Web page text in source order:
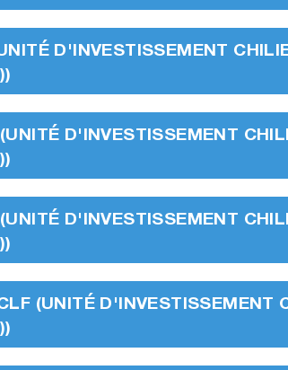
D'INVESTISSEMENT
D'INVESTISSEMENT
D'INVESTISSEMENT
(UNITÉ D'INVESTISSEMENT